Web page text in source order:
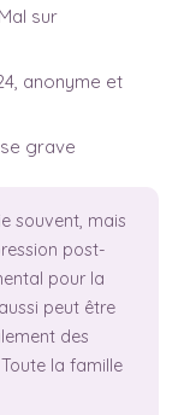
sur
anonyme et
grave
souvent, mais
post-
pour la
peut être
des
la famille